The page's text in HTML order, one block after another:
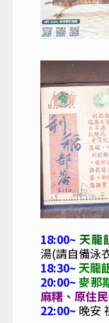
18:00~天龍
湯(請自備泳
18:30~天龍
20:00~麥那
麻糬、原住
22:00~ 晚安